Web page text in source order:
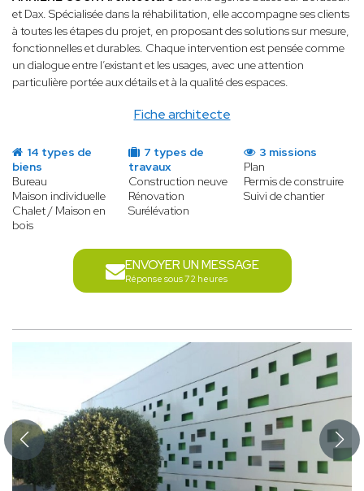
Fiche architecte
et Dax. Spécialisée dans la réhabilitation, elle accompagne ses clients
à toutes les étapes du projet, en proposant des solutions sur mesure,
fonctionnelles et durables. Chaque intervention est pensée comme
un dialogue entre l’existant et les usages, avec une attention
particulière portée aux détails et à la qualité des espaces.
14 types de
biens
Bureau
Maison individuelle
Chalet / Maison en
bois
7 types de
travaux
Construction neuve
Rénovation
Surélévation
3 missions
Plan
Permis de construire
Suivi de chantier
ENVOYER UN MESSAGE
Réponse sous 72 heures